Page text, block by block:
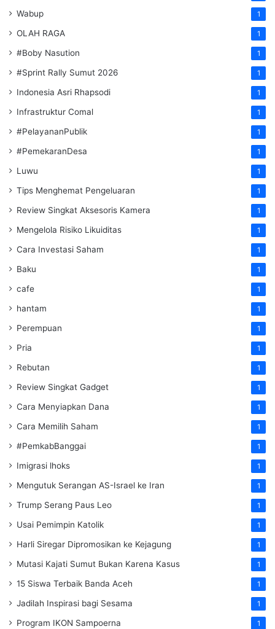
Wabup 1
OLAH RAGA 1
#Boby Nasution 1
#Sprint Rally Sumut 2026 1
Indonesia Asri Rhapsodi 1
Infrastruktur Comal 1
#PelayananPublik 1
#PemekaranDesa 1
Luwu 1
Tips Menghemat Pengeluaran 1
Review Singkat Aksesoris Kamera 1
Mengelola Risiko Likuiditas 1
Cara Investasi Saham 1
Baku 1
cafe 1
hantam 1
Perempuan 1
Pria 1
Rebutan 1
Review Singkat Gadget 1
Cara Menyiapkan Dana 1
Cara Memilih Saham 1
#PemkabBanggai 1
Imigrasi lhoks 1
Mengutuk Serangan AS-Israel ke Iran 1
Trump Serang Paus Leo 1
Usai Pemimpin Katolik 1
Harli Siregar Dipromosikan ke Kejagung 1
Mutasi Kajati Sumut Bukan Karena Kasus 1
15 Siswa Terbaik Banda Aceh 1
Jadilah Inspirasi bagi Sesama 1
Program IKON Sampoerna 1